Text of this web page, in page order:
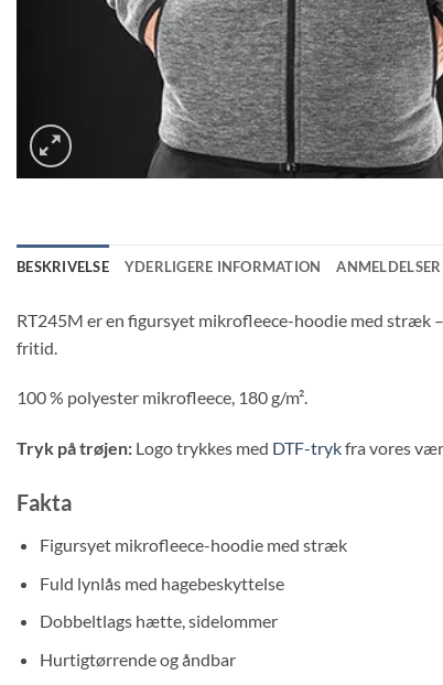
BESKRIVELSE YDERLIGERE INFORMATION
RT245M er en figursyet mikrofleece-hoodie med stræk
fritid.
100 % polyester mikrofleece, 180 g/m².
Tryk på trøjen: Logo trykkes med DTF-trykfra vores
Fakta
Figursyet mikrofleece-hoodie med stræk
Fuld lynlås med hagebeskyttelse
Dobbeltlags hætte, sidelommer
Hurtigtørrende og åndbar